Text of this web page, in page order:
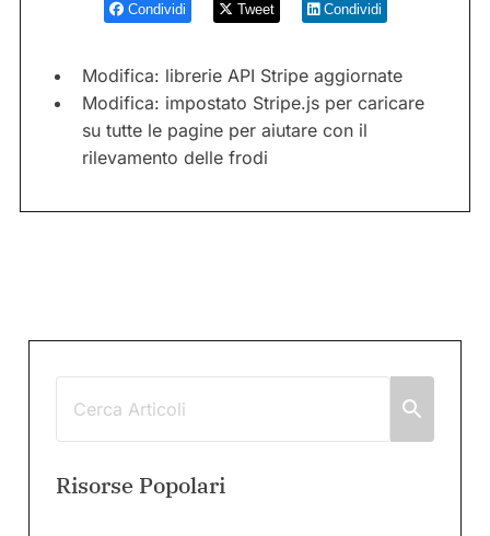
Condividi Tweet Condividi
Modifica: librerie API Stripe aggiornate
Modifica: impostato Stripe.js per caricare
su tutte le pagine per aiutare con il
rilevamento delle frodi
Risorse Popolari